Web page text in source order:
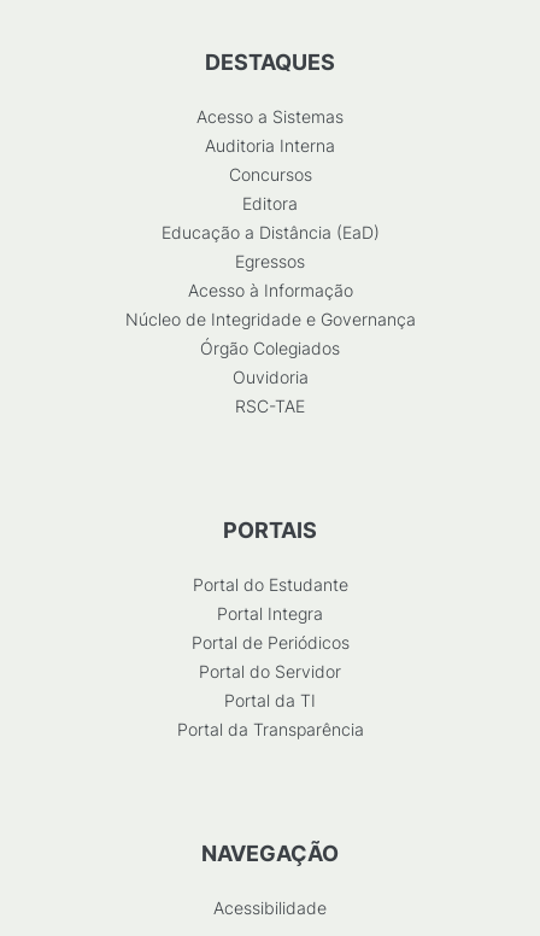
DESTAQUES
Acesso a Sistemas
Auditoria Interna
Concursos
Editora
Educação a Distância (EaD)
Egressos
Acesso à Informação
Núcleo de Integridade e Governança
Órgão Colegiados
Ouvidoria
RSC-TAE
PORTAIS
Portal do Estudante
Portal Integra
Portal de Periódicos
Portal do Servidor
Portal da TI
Portal da Transparência
NAVEGAÇÃO
Acessibilidade